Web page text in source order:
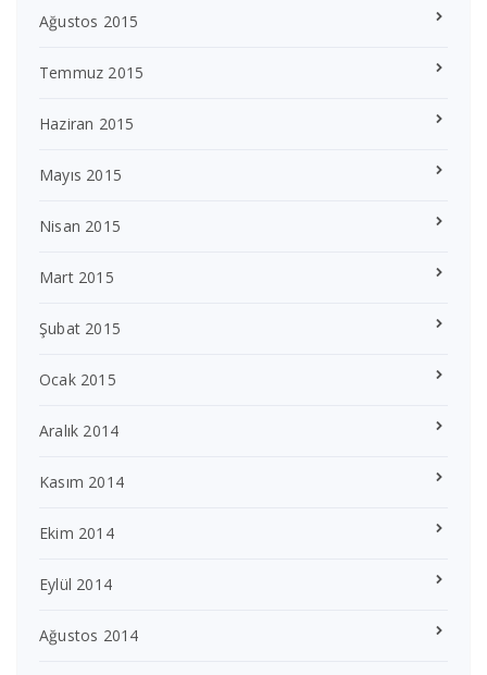
Ağustos 2015
Temmuz 2015
Haziran 2015
Mayıs 2015
Nisan 2015
Mart 2015
Şubat 2015
Ocak 2015
Aralık 2014
Kasım 2014
Ekim 2014
Eylül 2014
Ağustos 2014